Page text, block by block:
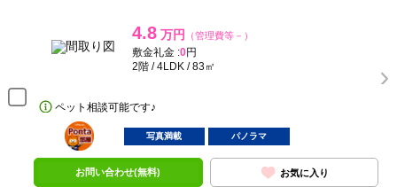
4.8 万円 （管理費等－）
敷金礼金 :0円
2階 / 4LDK / 83㎡
ペット相談可能です♪
ポンタ
部屋
写真満載 パノラマ
お問い合わせ(無料) お気に入り